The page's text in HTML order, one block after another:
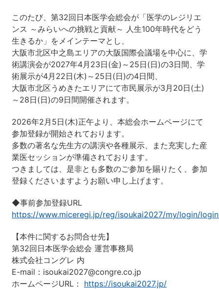
このたび、第32回日本医学会総会が「医学のレジリエ
ンス ～みらいへの挑戦と貢献～ 人生100年時代をどう
生きるか」をメインテーマとし、
大阪市北区中之島エリアの大阪国際会議場を中心に、学
術講演会が2027年4月23日(金)～25日(日)の3日間、学
術展示が4月22日(木)～25日(日)の4日間、
大阪市北区うめきたエリアにて市民展示が3月20日(土)
～28日(日)の9日間開催されます。
2026年2月5日(木)正午より、本総会ホームページにて
参加登録が開始されております。
多数の著名な先生方の講演や各種展示、また充実した産
業医セッションが準備されております。
つきましては、是非とも多数のご参加を賜りたく、参加
登録くださいますようお願い申し上げます。
◆事前参加登録URL
https://www.miceregi.jp/reg/isoukai2027/my/login/
【本件に関するお問合せ先】
第32回日本医学会総会 運営事務局
株式会社コングレ 内
E-mail：isoukai2027@congre.co.jp
ホームページURL： https://isoukai2027.jp/